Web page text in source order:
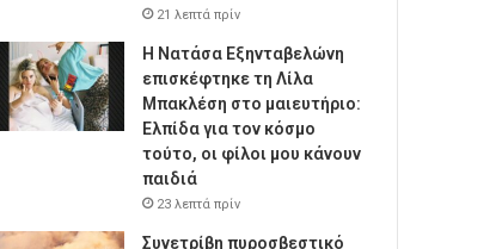
21 λεπτά πρίν
Η Νατάσα Εξηνταβελώνη
επισκέφτηκε τη Λίλα
Μπακλέση στο μαιευτήριο:
Ελπίδα για τον κόσμο
τούτο, οι φίλοι μου κάνουν
παιδιά
23 λεπτά πρίν
Συνετρίβη πυροσβεστικό